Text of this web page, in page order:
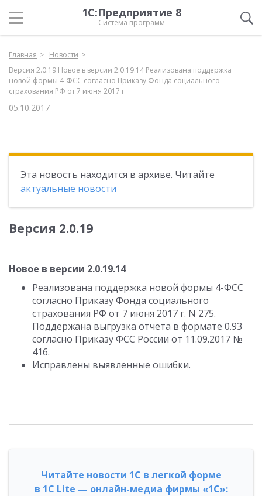
1С:Предприятие 8
Система программ
Главная
Новости
Версия 2.0.19 Новое в версии 2.0.19.14 Реализована поддержка
новой формы 4-ФСС согласно Приказу Фонда социального
страхования РФ от 7 июня 2017 г
05.10.2017
Эта новость находится в архиве. Читайте
актуальные новости
Версия 2.0.19
Новое в версии 2.0.19.14
Реализована поддержка новой формы 4-ФСС
согласно Приказу Фонда социального
страхования РФ от 7 июня 2017 г. N 275.
Поддержана выгрузка отчета в формате 0.93
согласно Приказу ФСС России от 11.09.2017 №
416.
Исправлены выявленные ошибки.
Читайте новости 1С в легкой форме
в 1С Lite — онлайн-медиа фирмы «1С»: